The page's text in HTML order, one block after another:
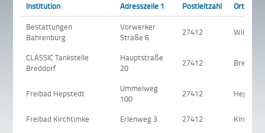
Institution Adresszeile 1 Postleitzahl
Ort
Bestattungen
Bahrenburg
Vorwerker
Straße 6
27412 Wilstedt
CLASSIC Tankstelle
Breddorf
Hauptstraße
20
27412 Breddorf
Freibad Hepstedt
Ummelweg
100
27412 Hepstedt
Freibad Kirchtimke Erlenweg 3 27412